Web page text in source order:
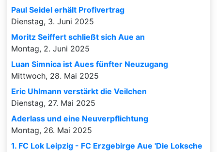
Paul Seidel erhält Profivertrag
Dienstag, 3. Juni 2025
Moritz Seiffert schließt sich Aue an
Montag, 2. Juni 2025
Luan Simnica ist Aues fünfter Neuzugang
Mittwoch, 28. Mai 2025
Eric Uhlmann verstärkt die Veilchen
Dienstag, 27. Mai 2025
Aderlass und eine Neuverpflichtung
Montag, 26. Mai 2025
1. FC Lok Leipzig - FC Erzgebirge Aue 'Die Loksche